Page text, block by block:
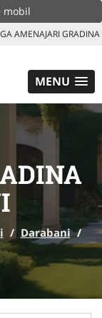
mobil
AMENAJARI GRADINA
MENU
/ Darabani /